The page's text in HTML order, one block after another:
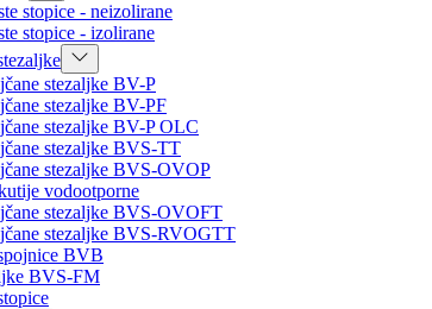
stopice - neizolirane
stopice - izolirane
stezaljke BV-P
stezaljke BV-PF
stezaljke BV-P OLC
stezaljke BVS-TT
stezaljke BVS-OVOP
vodootporne
stezaljke BVS-OVOFT
stezaljke BVS-RVOGTT
BVB
BVS-FM